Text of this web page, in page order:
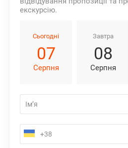
екскурсію.
Сьогодні
07
Серпня
Завтра
08
Серпня